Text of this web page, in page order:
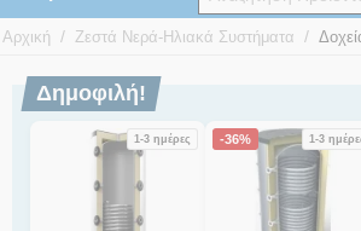
Αρχική / Ζεστά Νερά-Ηλιακά Συστήματα /
Δημοφιλή!
1-3 ημέρες -36% 1-3